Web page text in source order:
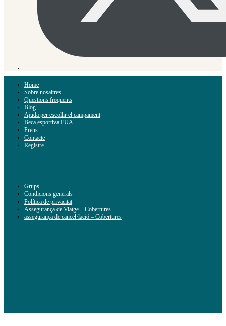
Home
Sobre nosaltres
Qüestions freqüents
Blog
Ajuda per escollir el campament
Beca esportiva EUA
Preus
Contacte
Registre
Grups
Condicions generals
Política de privacitat
Assegurança de Viatge – Cobertures
assegurança de cancel·lació – Cobertures